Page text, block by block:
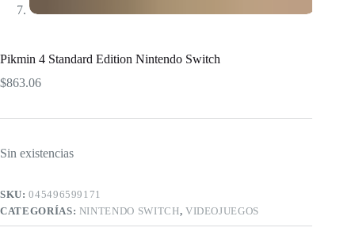
Pikmin 4 Standard Edition Nintendo Switch
$863.06
Sin existencias
SKU:045496599171
CATEGORÍAS: NINTENDO SWITCH, VIDEOJUEGOS